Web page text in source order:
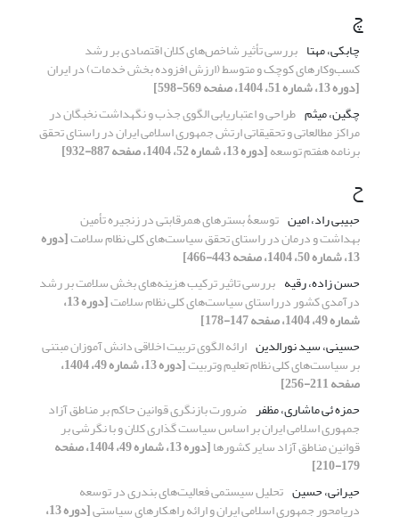
چ
چابکی، مهتا بررسی تأثیر شاخص‌های کلان اقتصادی بر رشد
کسب‌وکارهای کوچک و متوسط (ارزش افزوده بخش خدمات) در ایران
[دوره 13، شماره 51، 1404، صفحه 569-598]
چگین، میثم طراحی و اعتباریابی الگوی جذب و نگهداشت نخبگان در
مراکز مطالعاتی و تحقیقاتی ارتش جمهوری اسلامی ایران در راستای تحقق
برنامه هفتم توسعه[دوره 13، شماره 52، 1404، صفحه 887-932]
ح
حبیبی راد، امین توسعۀ بسترهای همرقابتی در زنجیره تأمین
بهداشت و درمان در راستای تحقق سیاست‌های کلی نظام سلامت[دوره
13، شماره 50، 1404، صفحه 443-466]
حسن زاده، رقیه بررسی تاثیر ترکیب هزینه‌های بخش سلامت بر رشد
درآمدی کشور درراستای سیاست‌های کلی نظام سلامت [دوره 13،
شماره 49، 1404، صفحه 147-178]
حسینی، سید نورالدین ارائه الگوی تربیت اخلاقی دانش آموزان مبتنی
بر سیاست‌های کلی نظام تعلیم وتربیت [دوره 13، شماره 49، 1404،
صفحه 211-256]
حمزه ئی ماشاری، مظفر ضرورت بازنگری قوانین حاکم بر مناطق آزاد
جمهوری اسلامی ایران بر اساس سیاست گذاری کلان و با نگرشی بر
قوانین مناطق آزاد سایر کشورها [دوره 13، شماره 49، 1404، صفحه
179-210]
حیرانی، حسین تحلیل سیستمی‌ فعالیت‌های‌ بندری در توسعه
دریامحور جمهوری اسلامی ایران و ارائه راهکارهای سیاستی [دوره 13،